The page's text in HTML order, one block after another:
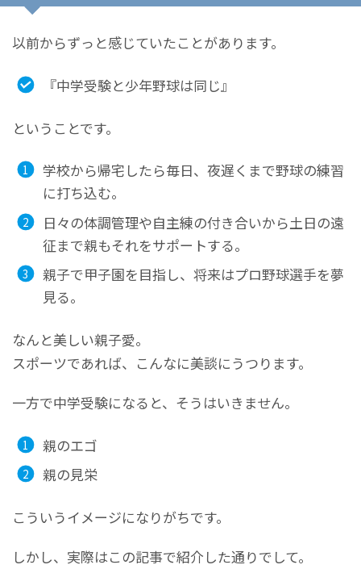
以前からずっと感じていたことがあります。
『中学受験と少年野球は同じ』
ということです。
学校から帰宅したら毎日、夜遅くまで野球の練習
に打ち込む。
日々の体調管理や自主練の付き合いから土日の遠
征まで親もそれをサポートする。
親子で甲子園を目指し、将来はプロ野球選手を夢
見る。
なんと美しい親子愛。
スポーツであれば、こんなに美談にうつります。
一方で中学受験になると、そうはいきません。
親のエゴ
親の見栄
こういうイメージになりがちです。
しかし、実際はこの記事で紹介した通りでして。